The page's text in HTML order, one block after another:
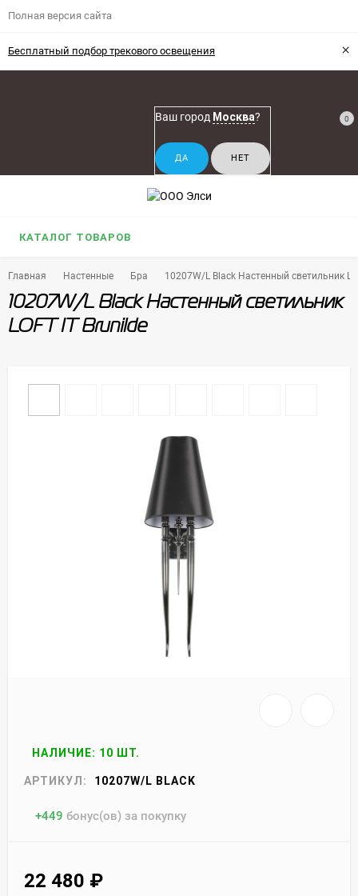
Полная версия сайта
Бесплатный подбор трекового освещения ×
Ваш город Москва? 0
КАТАЛОГ ТОВАРОВ
Главная Настенные Бра 10207W/L Black Настенный светильник
10207W/L Black Настенный светильник
LOFT IT Brunilde
НАЛИЧИЕ: 10 ШТ.
АРТИКУЛ: 10207W/L BLACK
+449 бонус(ов) за покупку
22 480 ₽